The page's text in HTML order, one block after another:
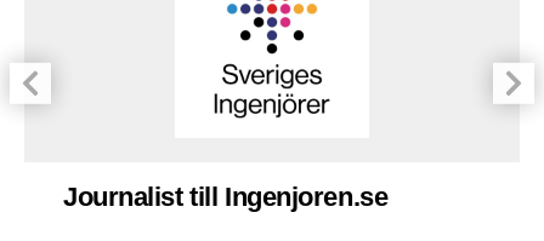
Journalist till Ingenjoren.se